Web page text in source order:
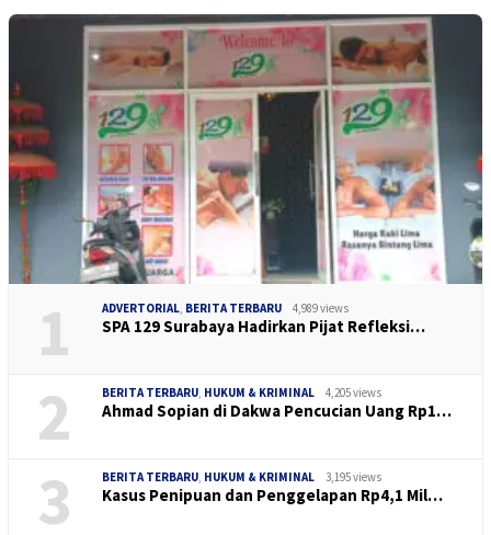
1 ADVERTORIAL BERITA TERBARU 4,989 views
SPA 129 Surabaya Hadirkan Pijat Refleksi…
2 BERITA TERBARU HUKUM & KRIMINAL 4,205 views
Ahmad Sopian di Dakwa Pencucian Uang Rp1…
3 BERITA TERBARU HUKUM & KRIMINAL 3,195 views
Kasus Penipuan dan Penggelapan Rp4,1 Mil…